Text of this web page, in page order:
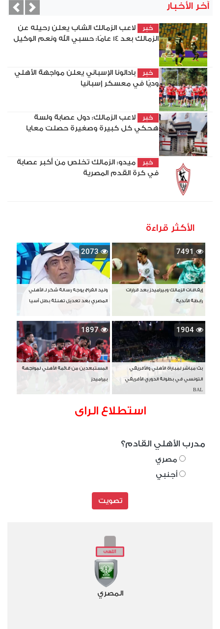
آخر الأخبار
خبر
لاعب الزمالك الشاب يعلن رحيله عن
الزمالك بعد 14 عامًا: حسبي الله ونعم الوكيل
خبر
بادالونا الإسباني يعلن مواجهة الأهلي
وديًا في معسكر إسبانيا
خبر
لاعب الزمالك: دول عصابة ولسة
هحكي كل كبيرة وصغيرة حصلت معايا
خبر
ميدو: الزمالك تخلص من أكبر عصابة
في كرة القدم المصرية
Next
الأكثر قراءة
7491
إيقافات الزمالك وبيراميدز بعد قرارات
رابطة الأندية
2073
وليد الفراج يوجه رسالة شكر لـ الأهلي
المصري بعد تعديل تهنئة بطل آسيا
1904
بث مباشر لمباراة الأهلي والأفريقي
التونسي في بطولة الدوري الأفريقي
BAL
1897
المستبعدين من قائمة الأهلي لمواجهة
بيراميدز
استطلاع الراى
مدرب الأهلي القادم؟
مصري
أجنبي
تصويت
المصري